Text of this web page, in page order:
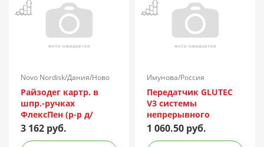
Novo Nordisk/Дания/Ново
Нордиск/Россия
Райзодег картр. в
шпр.-ручках
ФлексПен (р-р д/
подкожн. введ.)
100ЕД/мл 3мл №5
3 162 руб.
Имунова/Россия
Передатчик GLUTEC
V3 системы
непрерывного
мониторинга
1 060.50 руб.